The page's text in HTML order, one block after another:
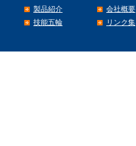
製品紹介
技能五輪
会社概要
リンク集